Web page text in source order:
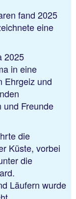
fand 2025
eine
2025
in eine
Ehrgeiz und
und Freunde
die
Küste, vorbei
die
Läufern wurde